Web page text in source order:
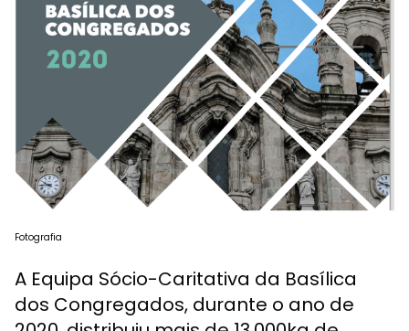
Fotografia
A Equipa Sócio-Caritativa da Basílica
dos Congregados, durante o ano de